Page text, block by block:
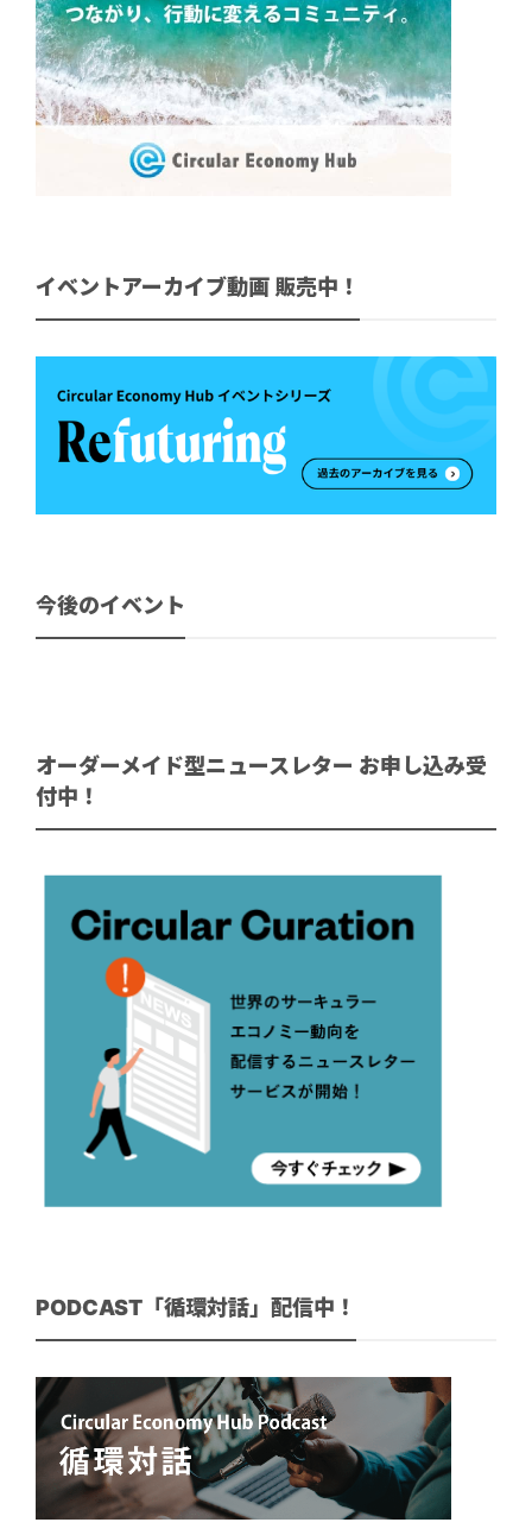
イベントアーカイブ動画 販売中！
今後のイベント
オーダーメイド型ニュースレター お申し込み受
付中！
PODCAST「循環対話」配信中！